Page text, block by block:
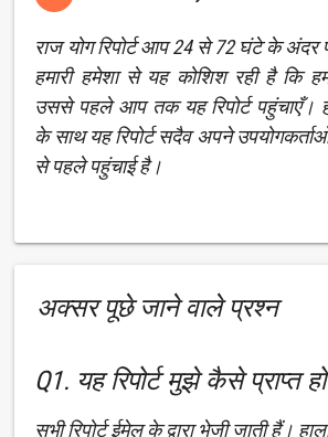
राज योग रिपोर्ट आप 24 से 72 घंटे के
हमारी हमेशा से यह कोशिश रही है कि हम
उससे पहले आप तक यह रिपोर्ट पहुंचाएँ।
के साथ यह रिपोर्ट सदैव अपने
से पहले पहुंचाई है।
अक्सर पूछे जाने वाले प्रश्न
Q1. यह रिपोर्ट मुझे कैसे प्राप्त
सभी रिपोर्ट ईमेल के द्वारा भेजी जाती हैं।